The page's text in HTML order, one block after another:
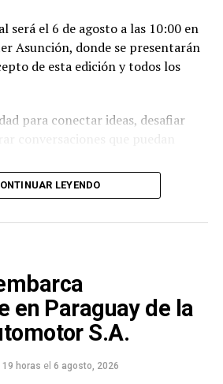
será el 6 de agosto a las 10:00 en
Asunción, donde se presentarán
de esta edición y todos los
para conectar ideas, desafiar
LEYENDO
en Paraguay de la
S.A.
19 horas el 6 agosto, 2026